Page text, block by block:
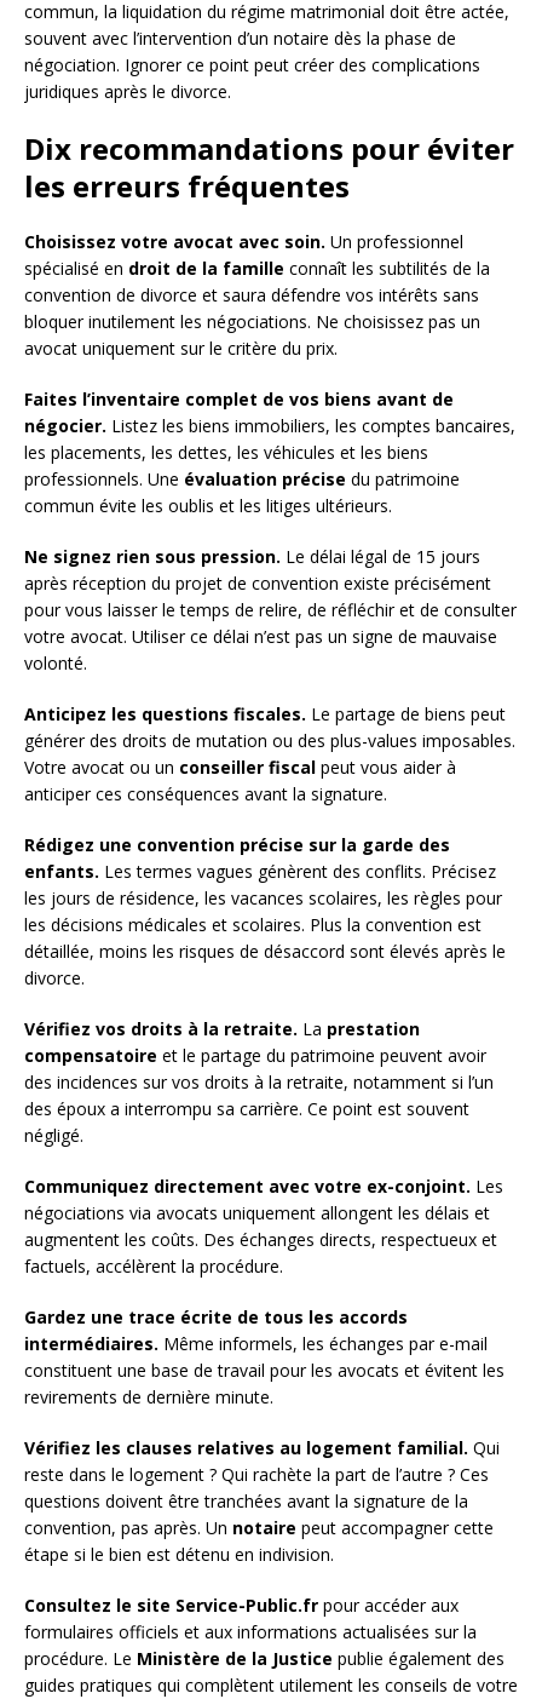
commun, la liquidation du régime matrimonial doit être actée,
souvent avec l’intervention d’un notaire dès la phase de
négociation. Ignorer ce point peut créer des complications
juridiques après le divorce.
Dix recommandations pour éviter
les erreurs fréquentes
Choisissez votre avocat avec soin. Un professionnel
spécialisé en droit de la famille connaît les subtilités de la
convention de divorce et saura défendre vos intérêts sans
bloquer inutilement les négociations. Ne choisissez pas un
avocat uniquement sur le critère du prix.
Faites l’inventaire complet de vos biens avant de
négocier. Listez les biens immobiliers, les comptes bancaires,
les placements, les dettes, les véhicules et les biens
professionnels. Une évaluation précise du patrimoine
commun évite les oublis et les litiges ultérieurs.
Ne signez rien sous pression. Le délai légal de 15 jours
après réception du projet de convention existe précisément
pour vous laisser le temps de relire, de réfléchir et de consulter
votre avocat. Utiliser ce délai n’est pas un signe de mauvaise
volonté.
Anticipez les questions fiscales. Le partage de biens peut
générer des droits de mutation ou des plus-values imposables.
Votre avocat ou un conseiller fiscal peut vous aider à
anticiper ces conséquences avant la signature.
Rédigez une convention précise sur la garde des
enfants. Les termes vagues génèrent des conflits. Précisez
les jours de résidence, les vacances scolaires, les règles pour
les décisions médicales et scolaires. Plus la convention est
détaillée, moins les risques de désaccord sont élevés après le
divorce.
Vérifiez vos droits à la retraite. La prestation
compensatoire et le partage du patrimoine peuvent avoir
des incidences sur vos droits à la retraite, notamment si l’un
des époux a interrompu sa carrière. Ce point est souvent
négligé.
Communiquez directement avec votre ex-conjoint. Les
négociations via avocats uniquement allongent les délais et
augmentent les coûts. Des échanges directs, respectueux et
factuels, accélèrent la procédure.
Gardez une trace écrite de tous les accords
intermédiaires. Même informels, les échanges par e-mail
constituent une base de travail pour les avocats et évitent les
revirements de dernière minute.
Vérifiez les clauses relatives au logement familial. Qui
reste dans le logement ? Qui rachète la part de l’autre ? Ces
questions doivent être tranchées avant la signature de la
convention, pas après. Un notaire peut accompagner cette
étape si le bien est détenu en indivision.
Consultez le site Service-Public.fr pour accéder aux
formulaires officiels et aux informations actualisées sur la
procédure. Le Ministère de la Justice publie également des
guides pratiques qui complètent utilement les conseils de votre